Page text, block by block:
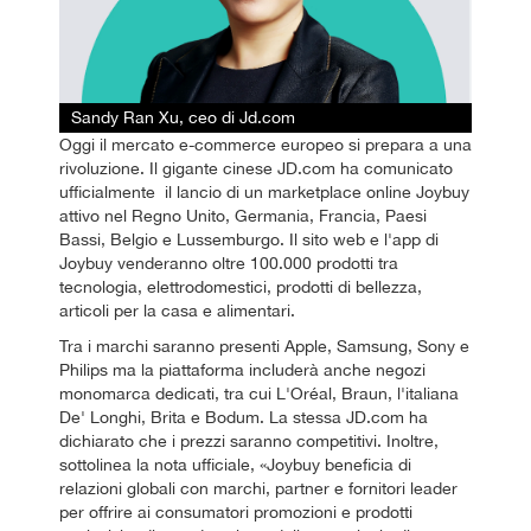
Sandy Ran Xu, ceo di Jd.com
Oggi il mercato e-commerce europeo si prepara a una
rivoluzione. Il gigante cinese JD.com ha comunicato
ufficialmente il lancio di un marketplace online Joybuy
attivo nel Regno Unito, Germania, Francia, Paesi
Bassi, Belgio e Lussemburgo. Il sito web e l'app di
Joybuy venderanno oltre 100.000 prodotti tra
tecnologia, elettrodomestici, prodotti di bellezza,
articoli per la casa e alimentari.
Tra i marchi saranno presenti Apple, Samsung, Sony e
Philips ma la piattaforma includerà anche negozi
monomarca dedicati, tra cui L'Oréal, Braun, l'italiana
De' Longhi, Brita e Bodum. La stessa JD.com ha
dichiarato che i prezzi saranno competitivi. Inoltre,
sottolinea la nota ufficiale, «Joybuy beneficia di
relazioni globali con marchi, partner e fornitori leader
per offrire ai consumatori promozioni e prodotti